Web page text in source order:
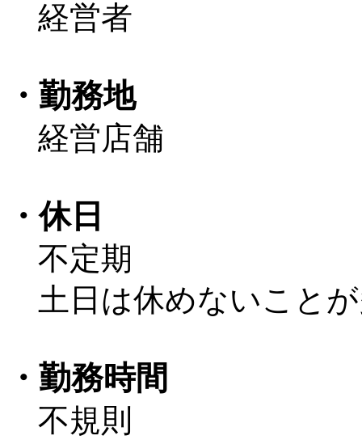
経営者
・勤務地
経営店舗
・休日
不定期
土日は休めないこと
・勤務時間
不規則